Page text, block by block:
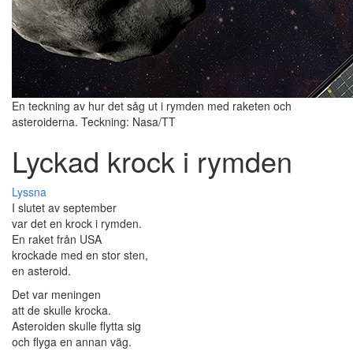
En teckning av hur det såg ut i rymden med raketen och
asteroiderna. Teckning: Nasa/TT
Lyckad krock i rymden
Lyssna
I slutet av september
var det en krock i rymden.
En raket från USA
krockade med en stor sten,
en asteroid.
Det var meningen
att de skulle krocka.
Asteroiden skulle flytta sig
och flyga en annan väg.